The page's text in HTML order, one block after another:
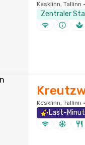
Kesklinn, Tallinn
Zentraler
Kesklinn, Tallinn
Last-